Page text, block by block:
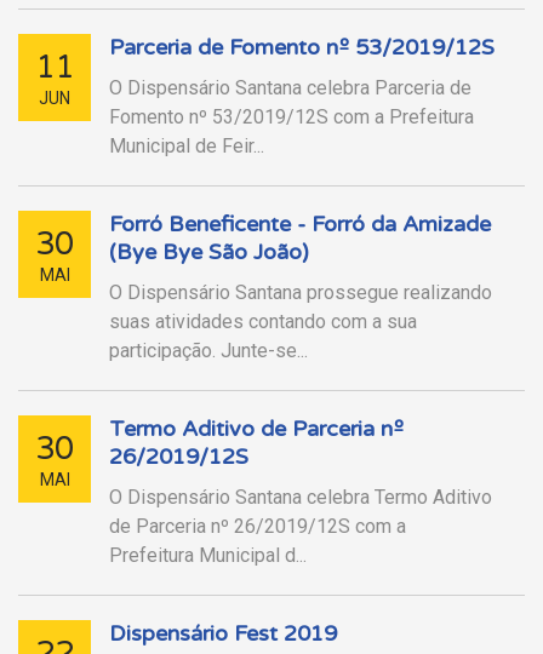
11
JUN
Parceria de Fomento nº 53/2019/12S
O Dispensário Santana celebra Parceria de
Fomento nº 53/2019/12S com a Prefeitura
Municipal de Feir...
30
MAI
Forró Beneficente - Forró da Amizade
(Bye Bye São João)
O Dispensário Santana prossegue realizando
suas atividades contando com a sua
participação. Junte-se...
30
MAI
Termo Aditivo de Parceria nº
26/2019/12S
O Dispensário Santana celebra Termo Aditivo
de Parceria nº 26/2019/12S com a
Prefeitura Municipal d...
Dispensário Fest 2019